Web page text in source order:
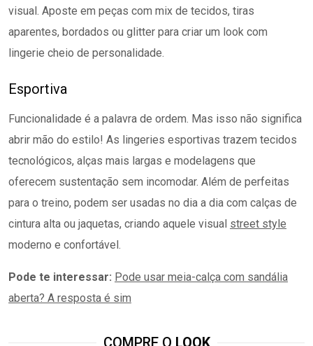
visual. Aposte em peças com mix de tecidos, tiras
aparentes, bordados ou glitter para criar um look com
lingerie cheio de personalidade.
Esportiva
Funcionalidade é a palavra de ordem. Mas isso não significa
abrir mão do estilo! As lingeries esportivas trazem tecidos
tecnológicos, alças mais largas e modelagens que
oferecem sustentação sem incomodar. Além de perfeitas
para o treino, podem ser usadas no dia a dia com calças de
cintura alta ou jaquetas, criando aquele visual street style
moderno e confortável.
Pode te interessar: Pode usar meia-calça com sandália
aberta? A resposta é sim
COMPRE O LOOK